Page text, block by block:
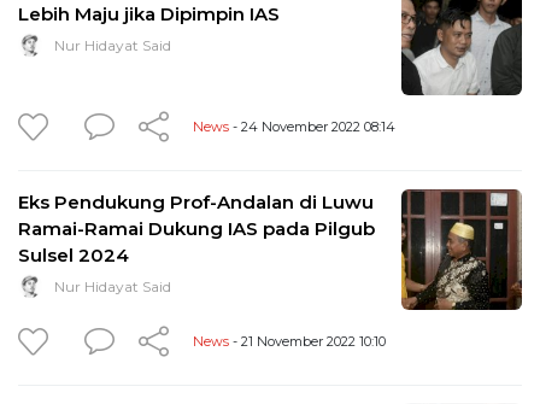
Lebih Maju jika Dipimpin IAS
Nur Hidayat Said
News - 24 November 2022 08:14
Eks Pendukung Prof-Andalan di Luwu
Ramai-Ramai Dukung IAS pada Pilgub
Sulsel 2024
Nur Hidayat Said
News - 21 November 2022 10:10